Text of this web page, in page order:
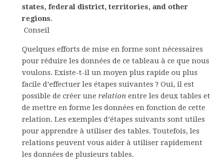
states, federal district, territories, and other
regions.
Conseil
Quelques efforts de mise en forme sont nécessaires
pour réduire les données de ce tableau à ce que nous
voulons. Existe-t-il un moyen plus rapide ou plus
facile d’effectuer les étapes suivantes ? Oui, il est
possible de créer une relation entre les deux tables et
de mettre en forme les données en fonction de cette
relation. Les exemples d’étapes suivants sont utiles
pour apprendre à utiliser des tables. Toutefois, les
relations peuvent vous aider à utiliser rapidement
les données de plusieurs tables.